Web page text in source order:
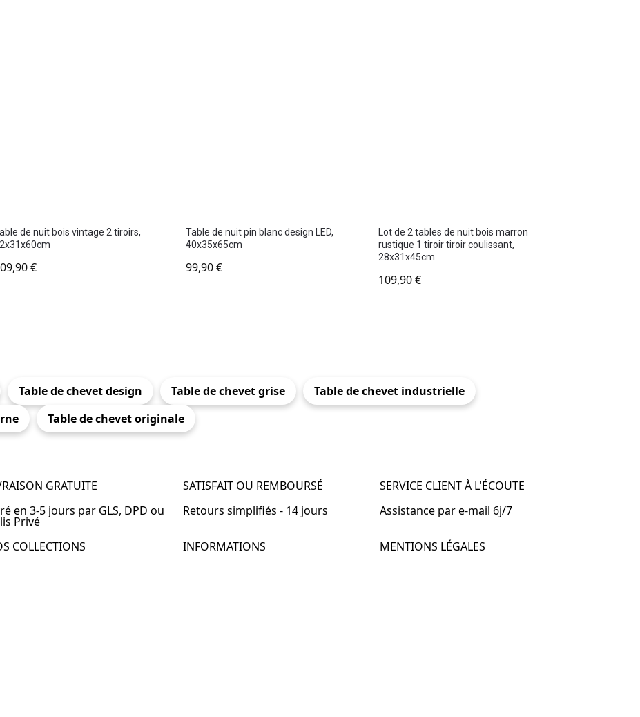
de nuit bois vintage 2 tiroirs,
€
Table de nuit pin blanc design LED,
40x35x65cm
99,90€
Lot de 2 tables de nuit bois marron
rustique 1 tiroir tiroir coulissant,
28x31x45cm
109,90€
Table de chevet design Table de chevet grise
Table de chevet industrielle
Table de chevet originale
GRATUITE
en 3-5 jours par GLS, DPD ou
Privé
SATISFAIT OU REMBOURSÉ
Retours simplifiés - 14 jours
SERVICE CLIENT À L'ÉCOUTE
Assistance par e-mail 6j/7
COLLECTIONS
INFORMATIONS
MENTIONS LÉGALES